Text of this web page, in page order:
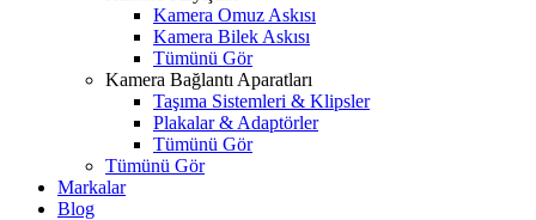
Kamera Omuz Askısı
Kamera Bilek Askısı
Tümünü Gör
Kamera Bağlantı Aparatları
Taşıma Sistemleri & Klipsler
Plakalar & Adaptörler
Tümünü Gör
Tümünü Gör
Markalar
Blog